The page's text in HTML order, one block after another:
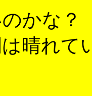
かな？
晴れ